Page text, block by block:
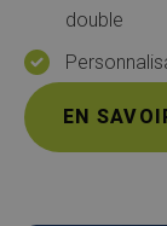
double
EN